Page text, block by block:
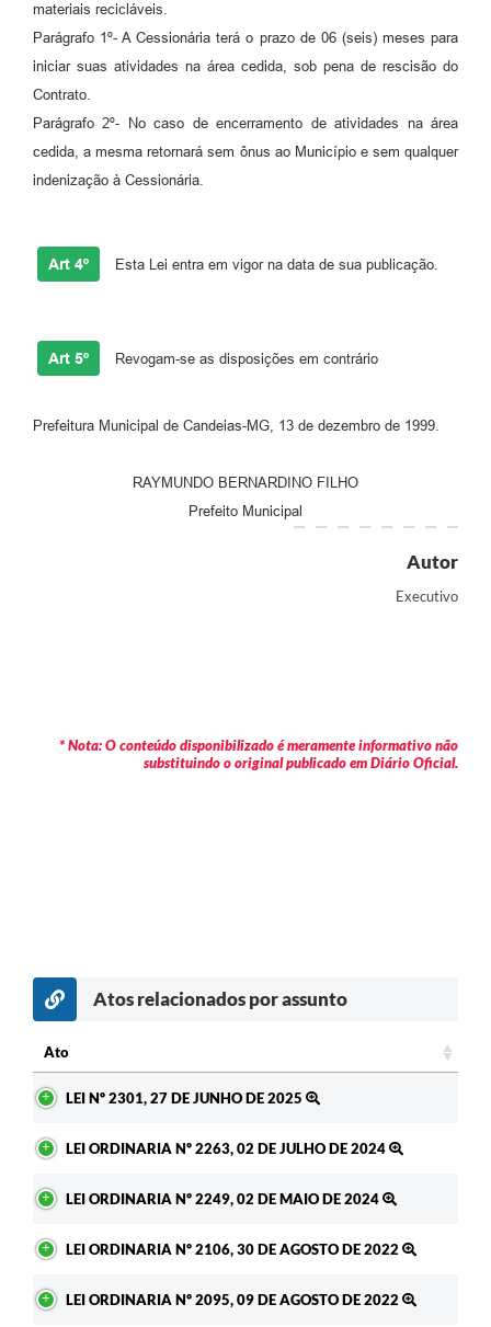
RELATÓRIO ESPORTE MUNICIPAL 2025
materiais recicláveis.
Parágrafo 1º- A Cessionária terá o prazo de 06 (seis) meses para
iniciar suas atividades na área cedida, sob pena de rescisão do
Contrato.
Parágrafo 2º- No caso de encerramento de atividades na área
cedida, a mesma retornará sem ônus ao Município e sem qualquer
indenização à Cessionária.
Art 4º Esta Lei entra em vigor na data de sua publicação.
Art 5º Revogam-se as disposições em contrário
Prefeitura Municipal de Candeias-MG, 13 de dezembro de 1999.
RAYMUNDO BERNARDINO FILHO
Prefeito Municipal
Autor
Executivo
* Nota: O conteúdo disponibilizado é meramente informativo não
substituindo o original publicado em Diário Oficial.
Atos relacionados por assunto
Ato
LEI Nº 2301, 27 DE JUNHO DE 2025
LEI ORDINARIA Nº 2263, 02 DE JULHO DE 2024
LEI ORDINARIA Nº 2249, 02 DE MAIO DE 2024
LEI ORDINARIA Nº 2106, 30 DE AGOSTO DE 2022
LEI ORDINARIA Nº 2095, 09 DE AGOSTO DE 2022